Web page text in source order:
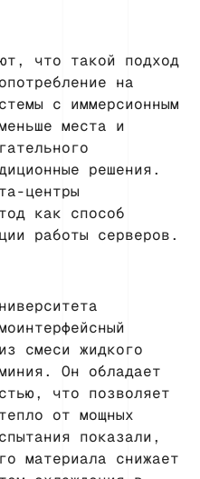
что такой подход
на
с иммерсионным
места и
решения.
центры
как способ
работы серверов.
смеси жидкого
Он обладает
что позволяет
от мощных
показали,
материала снижает